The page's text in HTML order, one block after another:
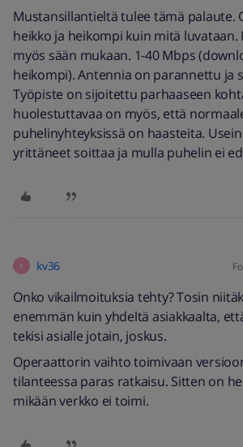
Mustansillantieltä tulee tämä palaute.
heikko ja heikompi kuin mitä luvataan.
myös sään mukaan. 1-40 Mbps
heikompi). Antennia on parannettu ja
Työpiste on sijoitettu parhaaseen
huolestuttavaa on myös, että
puhelinyhteyksissä on haasteita.
yrittäneet soittaa ja mulla puhelin ei
K kv36
Onko vikailmoituksia tehty? Tosin
enemmän kuin yhdeltä asiakkaalta,
tekisi asialle jotain, joskus.
Operaattorin vaihto toimivaan
tilanteessa paras ratkaisu. Sitten on
mikään verkko ei toimi.